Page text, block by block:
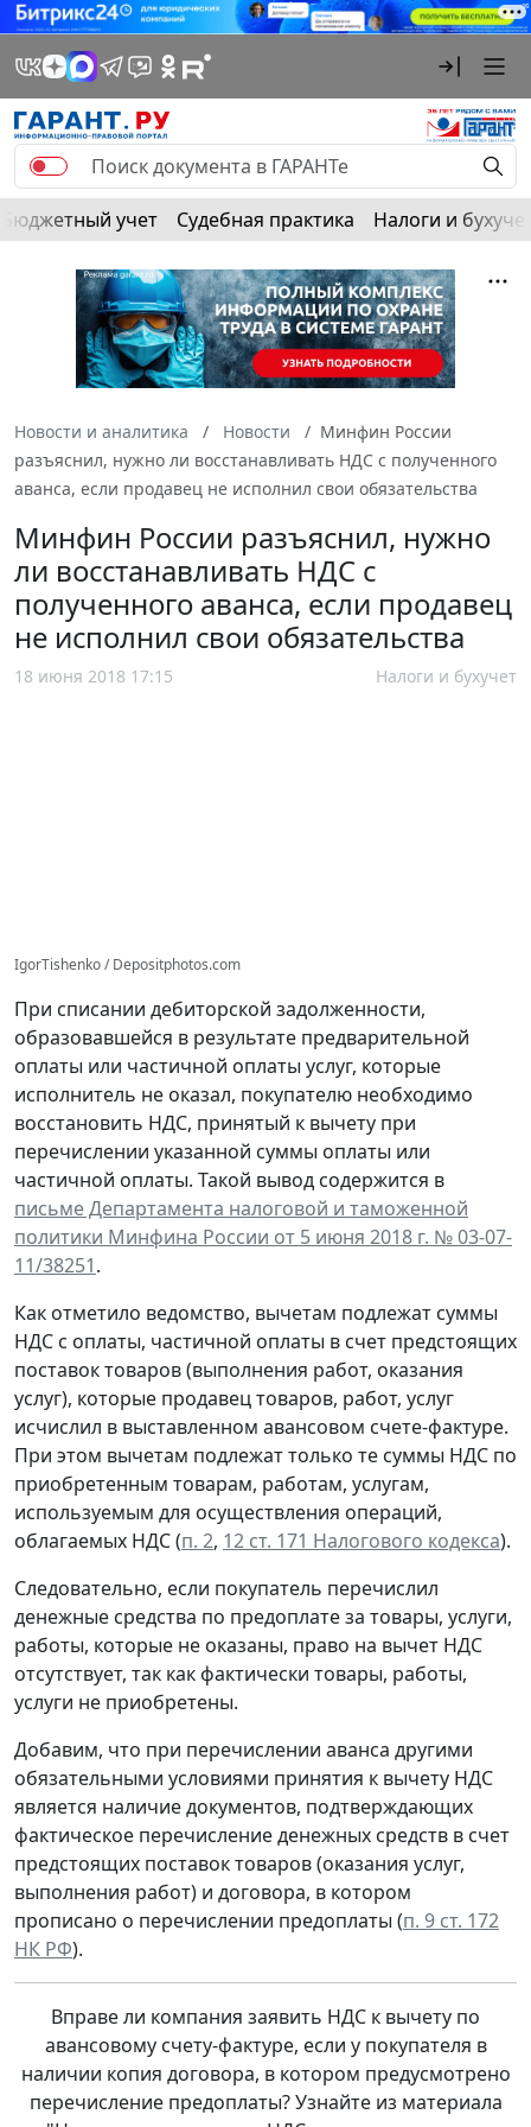
Бюджетный учет Судебная практика Налоги и
Новости и аналитика Новости
Минфин России
разъяснил, нужно ли восстанавливать НДС с полученного
аванса, если продавец не исполнил свои обязательства
Минфин России разъяснил, нужно
ли восстанавливать НДС с
полученного аванса, если продавец
не исполнил свои обязательства
18 июня 2018 17:15 Налоги и бухучет
IgorTishenko / Depositphotos.com
При списании дебиторской задолженности,
образовавшейся в результате предварительной
оплаты или частичной оплаты услуг, которые
исполнитель не оказал, покупателю необходимо
восстановить НДС, принятый к вычету при
перечислении указанной суммы оплаты или
частичной оплаты. Такой вывод содержится в
письме Департамента налоговой и таможенной
политики Минфина России от 5 июня 2018 г. № 03-07-
11/38251.
Как отметило ведомство, вычетам подлежат суммы
НДС с оплаты, частичной оплаты в счет предстоящих
поставок товаров (выполнения работ, оказания
услуг), которые продавец товаров, работ, услуг
исчислил в выставленном авансовом счете-фактуре.
При этом вычетам подлежат только те суммы НДС по
приобретенным товарам, работам, услугам,
используемым для осуществления операций,
облагаемых НДС (п. 2, 12 ст. 171 Налогового кодекса).
Следовательно, если покупатель перечислил
денежные средства по предоплате за товары, услуги,
работы, которые не оказаны, право на вычет НДС
отсутствует, так как фактически товары, работы,
услуги не приобретены.
Добавим, что при перечислении аванса другими
обязательными условиями принятия к вычету НДС
является наличие документов, подтверждающих
фактическое перечисление денежных средств в счет
предстоящих поставок товаров (оказания услуг,
выполнения работ) и договора, в котором
прописано о перечислении предоплаты (п. 9 ст. 172
НК РФ).
Вправе ли компания заявить НДС к вычету по
авансовому счету-фактуре, если у покупателя в
наличии копия договора, в котором предусмотрено
перечисление предоплаты? Узнайте из материала